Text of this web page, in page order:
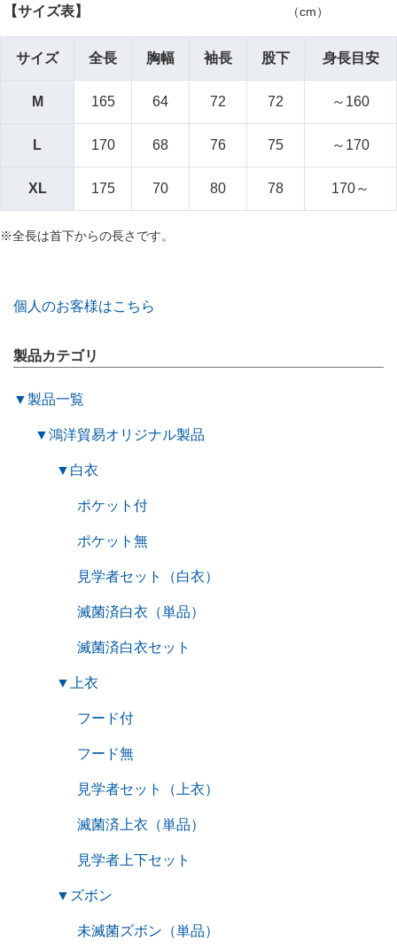
【サイズ表】 （cm）
サイズ 全長 胸幅 袖長 股下 身長目安
M 165 64 72 72 ～160
L 170 68 76 75 ～170
XL 175 70 80 78 170～
※全長は首下からの長さです。
個人のお客様はこちら
製品カテゴリ
▼製品一覧
▼鴻洋貿易オリジナル製品
▼ 白衣
ポケット付
ポケット無
見学者セット（白衣）
滅菌済白衣（単品）
滅菌済白衣セット
▼ 上衣
フード付
フード無
見学者セット（上衣）
滅菌済上衣（単品）
見学者上下セット
▼ ズボン
未滅菌ズボン（単品）